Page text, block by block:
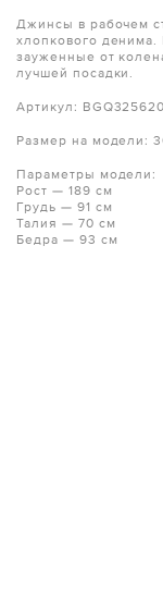
Джинсы в рабочем
хлопкового
зауженные от
лучшей посадки.
Артикул:
Размер на модели:
Параметры модели:
Рост — 189 см
Грудь — 91 см
Талия — 70 см
Бедра — 93 см